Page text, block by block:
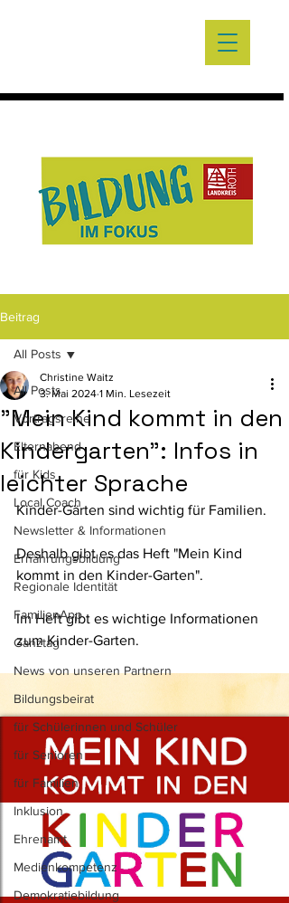
Beitrag
All Posts
Vortragsreihe
Elternabend
für Kids
Local Coach
Newsletter & Informationen
Ernährungsbildung
Regionale Identität
FamilienApp
Ganztag
News von unseren Partnern
Bildungsbeirat
für Schülerinnen und Schüler
für Senioren
für Familien
Inklusion
Ehrenamt
Medienkompetenz
Demokratiebildung
All Posts
"Mein Kind kommt in den
Kindergarten": Infos in
leichter Sprache
Christine Waitz
3. Mai 2024 1 Min. Lesezeit
Kinder-Gärten sind wichtig für Familien.
Deshalb gibt es das Heft "Mein Kind
kommt in den Kinder-Garten".
Im Heft gibt es wichtige Informationen
zum Kinder-Garten.